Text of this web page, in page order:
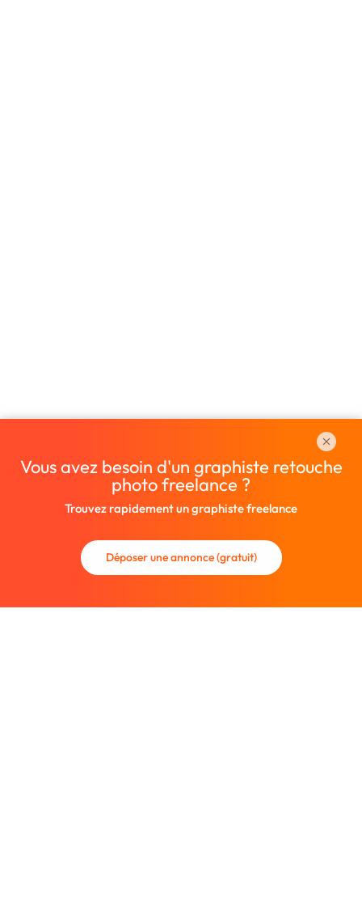
Vous avez besoin d'un graphiste retouche
photo freelance ?
Trouvez rapidement un graphiste freelance
Déposer une annonce (gratuit)